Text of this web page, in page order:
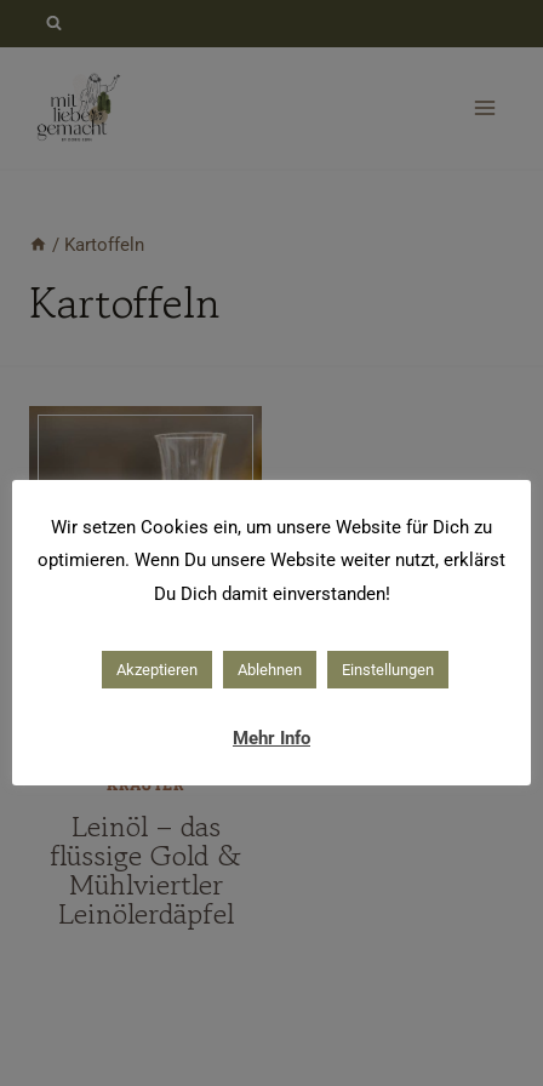
springen
/ Kartoffeln
Kartoffeln
KRÄUTER
Leinöl – das
flüssige Gold &
Mühlviertler
Leinölerdäpfel
Wir setzen Cookies ein, um unsere Website für Dich zu
optimieren. Wenn Du unsere Website weiter nutzt, erklärst
Du Dich damit einverstanden!
Akzeptieren Ablehnen Einstellungen
Mehr Info